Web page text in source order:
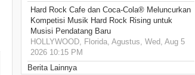
Hard Rock Cafe dan Coca-Cola® Meluncurkan
Kompetisi Musik Hard Rock Rising untuk
Musisi Pendatang Baru
HOLLYWOOD, Florida, Agustus, Wed, Aug 5
2026 10:15 PM
Berita Lainnya